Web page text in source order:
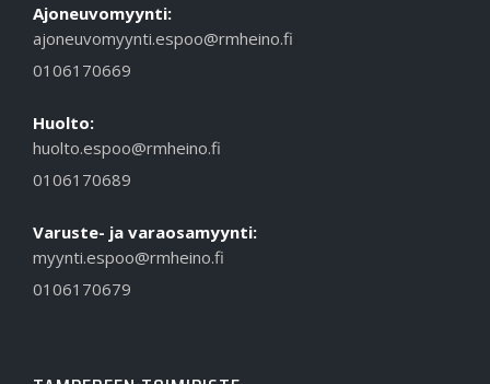
Ajoneuvomyynti:
ajoneuvomyynti.espoo@rmheino.fi
0106170669
Huolto:
huolto.espoo@rmheino.fi
0106170689
Varuste- ja varaosamyynti:
myynti.espoo@rmheino.fi
0106170679